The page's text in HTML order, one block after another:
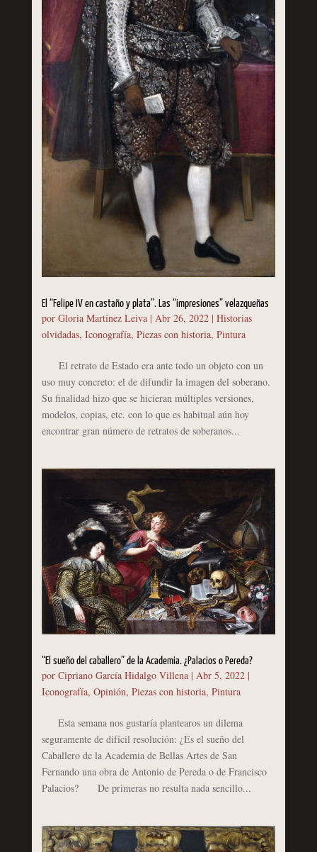
El “Felipe IV en castaño y plata”. Las “impresiones” velazqueñas
por Gloria Martínez Leiva| Abr 26, 2022| Historias
olvidadas, Iconografía, Piezas con historia, Pintura
El retrato de Estado era ante todo un objeto con un
uso muy concreto: el de difundir la imagen del soberano.
Su finalidad hizo que se hicieran múltiples versiones,
modelos, copias, etc. con lo que es habitual aún hoy
encontrar gran número de retratos de soberanos...
“El sueño del caballero” de la Academia. ¿Palacios o Pereda?
por Cipriano García Hidalgo Villena| Abr 5, 2022|
Iconografía, Opinión, Piezas con historia, Pintura
Esta semana nos gustaría plantearos un dilema
seguramente de difícil resolución: ¿Es el sueño del
Caballero de la Academia de Bellas Artes de San
Fernando una obra de Antonio de Pereda o de Francisco
Palacios? De primeras no resulta nada sencillo...